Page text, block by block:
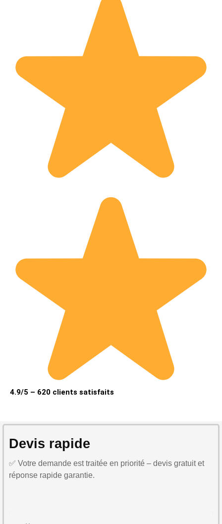
4.9/5 – 620 clients satisfaits
Devis rapide
✅ Votre demande est traitée en priorité – devis gratuit et
réponse rapide garantie.